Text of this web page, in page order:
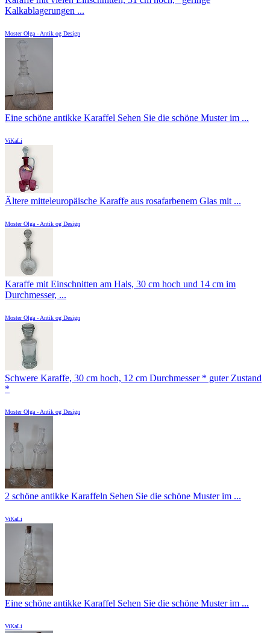
Kalkablagerungen ...
Moster Olga - Antik og Design
Eine schöne antikke Karaffel Sehen Sie die schöne Muster im ...
ViKaLi
Ältere mitteleuropäische Karaffe aus rosafarbenem Glas mit ...
Moster Olga - Antik og Design
Karaffe mit Einschnitten am Hals, 30 cm hoch und 14 cm im
Durchmesser, ...
Moster Olga - Antik og Design
Schwere Karaffe, 30 cm hoch, 12 cm Durchmesser * guter Zustand
*
Moster Olga - Antik og Design
2 schöne antikke Karaffeln Sehen Sie die schöne Muster im ...
ViKaLi
Eine schöne antikke Karaffel Sehen Sie die schöne Muster im ...
ViKaLi